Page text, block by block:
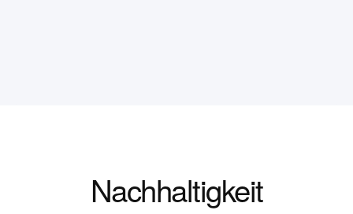
Nachhaltigkeit